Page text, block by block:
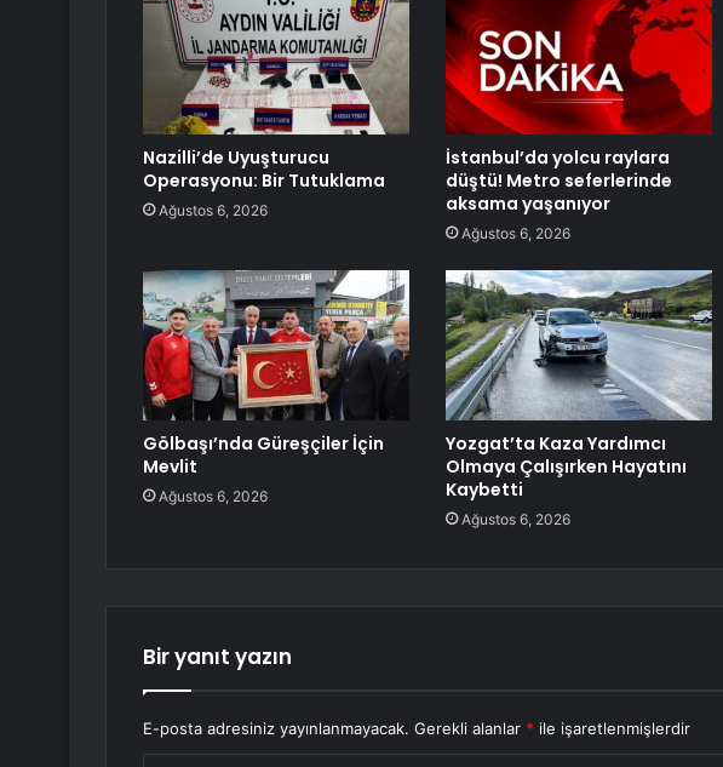
Nazilli’de Uyuşturucu
Operasyonu: Bir Tutuklama
Ağustos 6, 2026
İstanbul’da yolcu raylara
düştü! Metro seferlerinde
aksama yaşanıyor
Ağustos 6, 2026
Gölbaşı’nda Güreşçiler İçin
Mevlit
Ağustos 6, 2026
Yozgat’ta Kaza Yardımcı
Olmaya Çalışırken Hayatını
Kaybetti
Ağustos 6, 2026
Bir yanıt yazın
E-posta adresiniz yayınlanmayacak. Gerekli alanlar * ile işaretlenmişlerdir